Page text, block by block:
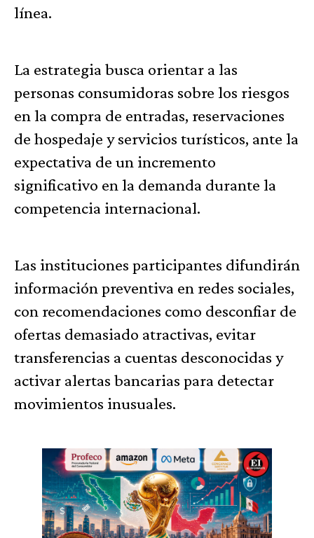
línea.
La estrategia busca orientar a las
personas consumidoras sobre los riesgos
en la compra de entradas, reservaciones
de hospedaje y servicios turísticos, ante la
expectativa de un incremento
significativo en la demanda durante la
competencia internacional.
Las instituciones participantes difundirán
información preventiva en redes sociales,
con recomendaciones como desconfiar de
ofertas demasiado atractivas, evitar
transferencias a cuentas desconocidas y
activar alertas bancarias para detectar
movimientos inusuales.